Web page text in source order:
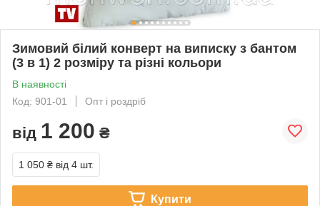
Зимовий білий конверт на виписку з бантом
(3 в 1) 2 розміру та різні кольори
В наявності
Код: 901-01
Опт і роздріб
від 1 200 ₴
1 050 ₴ від 4 шт.
Купити